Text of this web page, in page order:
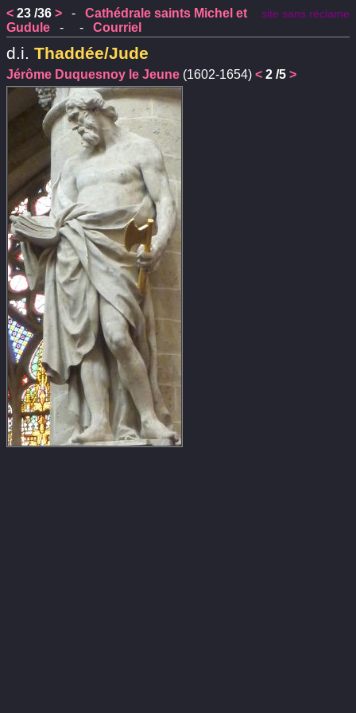
site sans réclame
< 23 /36 > - Cathédrale saints Michel et
Gudule - - Courriel
d.i. Thaddée/Jude
Jérôme Duquesnoy le Jeune (1602-1654) < 2 /5 >